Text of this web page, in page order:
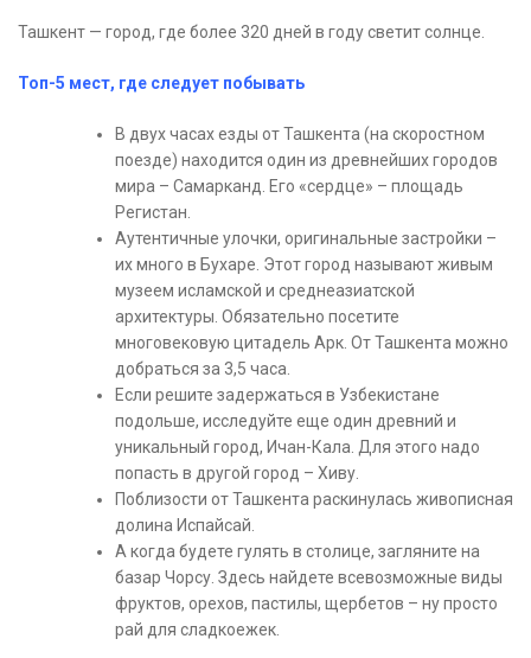
Ташкент — город, где более 320 дней в году светит солнце.
Топ-5 мест, где следует побывать
В двух часах езды от Ташкента (на скоростном
поезде) находится один из древнейших городов
мира – Самарканд. Его «сердце» – площадь
Регистан.
Аутентичные улочки, оригинальные застройки –
их много в Бухаре. Этот город называют живым
музеем исламской и среднеазиатской
архитектуры. Обязательно посетите
многовековую цитадель Арк. От Ташкента можно
добраться за 3,5 часа.
Если решите задержаться в Узбекистане
подольше, исследуйте еще один древний и
уникальный город, Ичан-Кала. Для этого надо
попасть в другой город – Хиву.
Поблизости от Ташкента раскинулась живописная
долина Испайсай.
А когда будете гулять в столице, загляните на
базар Чорсу. Здесь найдете всевозможные виды
фруктов, орехов, пастилы, щербетов – ну просто
рай для сладкоежек.